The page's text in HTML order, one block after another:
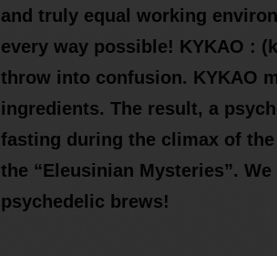
and truly equal working
every way possible! KYKAO :
throw into confusion. KYKAO
ingredients. The result, a
fasting during the climax of
the “Eleusinian Mysteries”.
psychedelic brews!